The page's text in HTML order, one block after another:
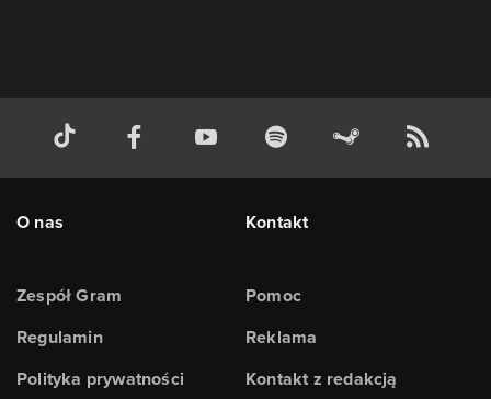
O nas
Zespół Gram
Regulamin
Polityka prywatności
Kontakt
Pomoc
Reklama
Kontakt z redakcją